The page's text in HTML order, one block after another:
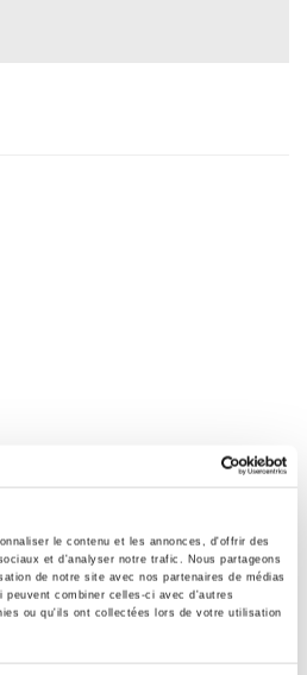
le contenu et les annonces, d'offrir des
et d'analyser notre trafic. Nous partageons
de notre site avec nos partenaires de médias
combiner celles-ci avec d'autres
ou qu'ils ont collectées lors de votre utilisation
,Moyen-
alimentaire
& sociétés>Arabie - Moyen-